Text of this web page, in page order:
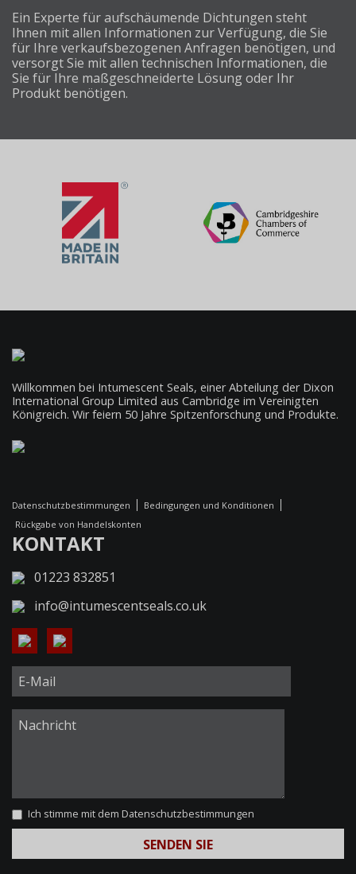
Ein Experte für aufschäumende Dichtungen steht
Ihnen mit allen Informationen zur Verfügung, die Sie
für Ihre verkaufsbezogenen Anfragen benötigen, und
versorgt Sie mit allen technischen Informationen, die
Sie für Ihre maßgeschneiderte Lösung oder Ihr
Produkt benötigen.
Willkommen bei Intumescent Seals, einer Abteilung der Dixon
International Group Limited aus Cambridge im Vereinigten
Königreich. Wir feiern 50 Jahre Spitzenforschung und Produkte.
Datenschutzbestimmungen
Bedingungen und Konditionen
Rückgabe von Handelskonten
KONTAKT
01223 832851
info@intumescentseals.co.uk
Ich stimme mit dem Datenschutzbestimmungen